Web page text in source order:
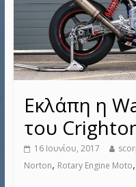
Εκλάπη η
του
16 Ιουνίου, 2017
Norton, Rotary Engine Moto,